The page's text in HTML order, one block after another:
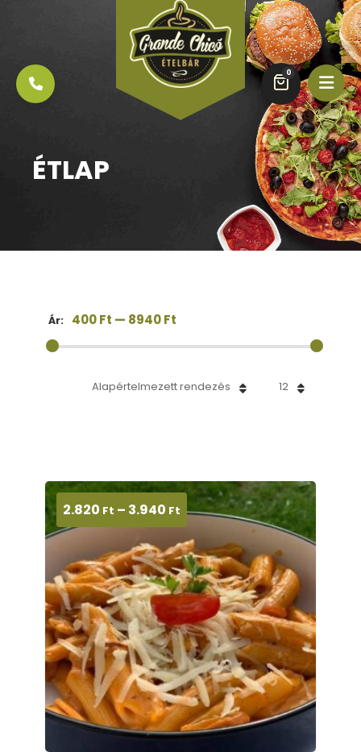
0
ÉTLAP
Ár: 400 Ft — 8940 Ft
12
Alapértelmezett rendezés
2.820 Ft – 3.940 Ft